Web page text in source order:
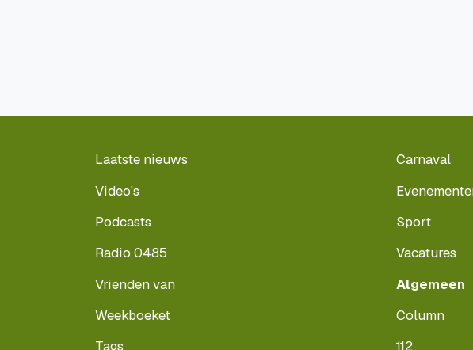
Laatste nieuws
Video's
Podcasts
Radio 0485
Vrienden van
Weekboeket
Tags
Carnaval
Sport
Vacatures
Algemeen
Column
112